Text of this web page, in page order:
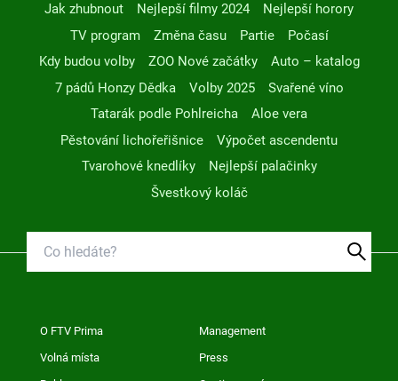
Jak zhubnout Nejlepší filmy 2024
Nejlepší horory
TV program
Změna času Partie
Počasí
Kdy budou volby
ZOO Nové začátky
Auto – katalog
7 pádů Honzy Dědka
Volby 2025
Svařené víno
Tatarák podle Pohlreicha
Aloe vera
Pěstování lichořeřišnice
Výpočet ascendentu
Tvarohové knedlíky
Nejlepší palačinky
Švestkový koláč
O FTV Prima Management
Volná místa Press